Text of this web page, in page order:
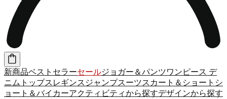
新商品ベストセラーセールジョガー＆パンツワンピース デ
ニム トップス レギンス ジャンプスーツスカート＆ショート シ
ョート＆バイカーアクティビティから探すデザインから探す